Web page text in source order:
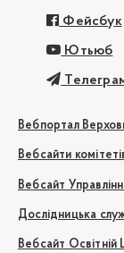
Фейсбук
Ютьюб
Вебпортал
Вебсайти
Вебсайт
Дослідницька
Вебсайт